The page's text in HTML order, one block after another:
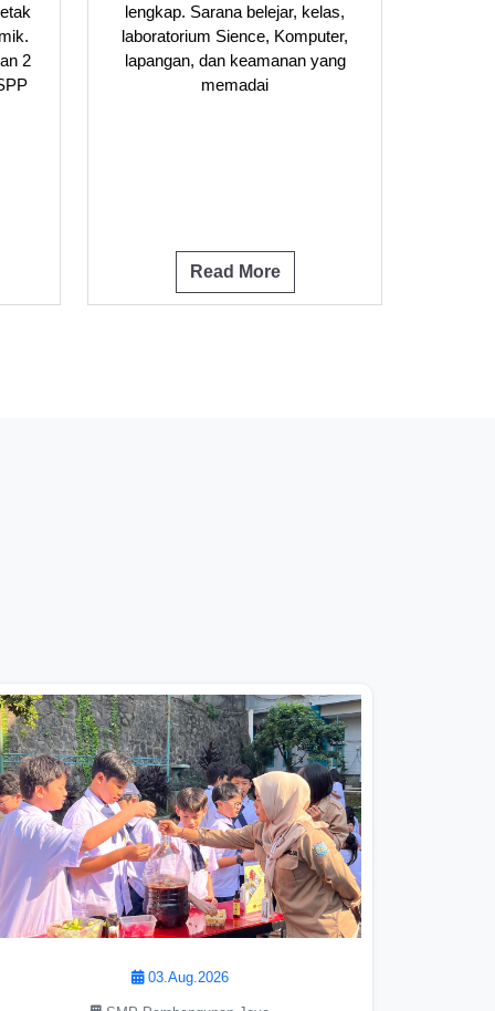
2
lengkap. Sarana belejar, kelas,
laboratorium Sience, Komputer,
lapangan, dan keamanan yang
memadai
Read More
03.Aug.2026